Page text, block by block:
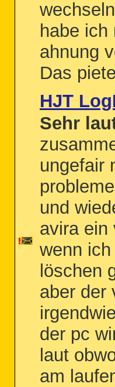
habe ich
ahnung
Das
HJT
Sehr
ungefair
und
avira ein
wenn
löschen
aber der
der pc
laut
am